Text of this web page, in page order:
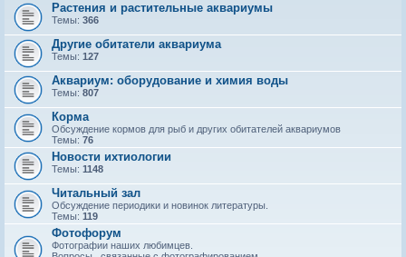
Растения и растительные аквариумы
Темы: 366
Другие обитатели аквариума
Темы: 127
Аквариум: оборудование и химия воды
Темы: 807
Корма
Обсуждение кормов для рыб и других обитателей аквариумов
Темы: 76
Новости ихтиологии
Темы: 1148
Читальный зал
Обсуждение периодики и новинок литературы.
Темы: 119
Фотофорум
Фотографии наших любимцев.